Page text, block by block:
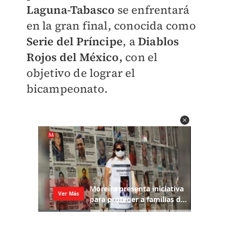
Laguna-Tabasco se enfrentará
en la gran final, conocida como
Serie del Príncipe, aDiablos
Rojos del México, con el
objetivo de lograr el
bicampeonato.